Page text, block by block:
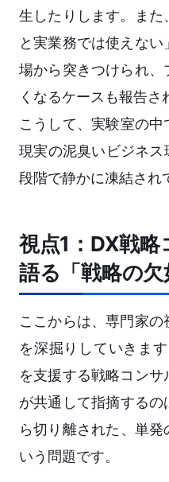
生したりします。ま
と実業務では使えな
場から突きつけられ
くなるケースも報告さ
こうして、実験室の中
現実の泥臭いビジネ
段階で静かに凍結され
視点1：DX戦
語る「戦略の
ここからは、専門家
を深掘りしていきま
を支援する戦略コン
が共通して指摘する
ら切り離された、単
いう問題です。